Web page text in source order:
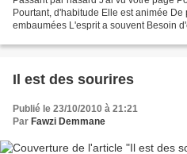
Pourtant, d'habitude Elle est animée
embaumées L'esprit a souvent Besoin
Il est des sourires
Publié le 23/10/2010 à 21:21
Par Fawzi Demmane